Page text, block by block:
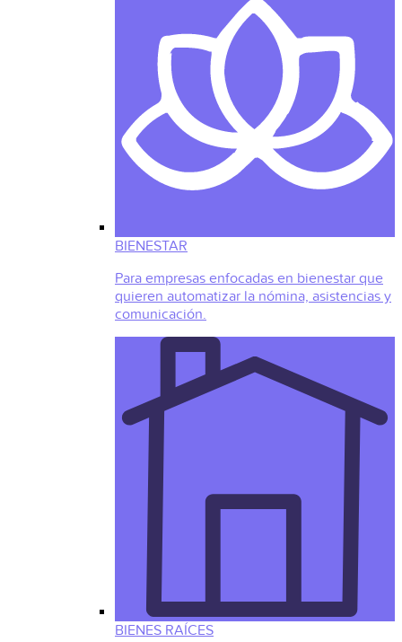
BIENESTAR
Para empresas enfocadas en bienestar que
quieren automatizar la nómina, asistencias y
comunicación.
BIENES RAÍCES